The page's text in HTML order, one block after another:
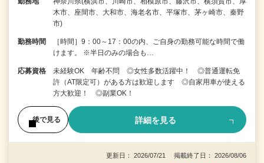
木市、座間市、大和市、海老名市、平塚市、茅ヶ崎市、秦野
市)
勤務時間
［時間］9：00～17：00の内、ご自身の勤務可能な時間で働
けます。 ※半日のみの場合も…
応募資格
未経験OK 年齢不問 ◎女性多数活躍中！ ◎普通運転免
許（AT限定可）がある方は歓迎します ◎自家用車が使える
方大歓迎！ ◎副業OK！
後で見る 詳細を見る
更新日： 2026/07/21 掲載終了日： 2026/08/06